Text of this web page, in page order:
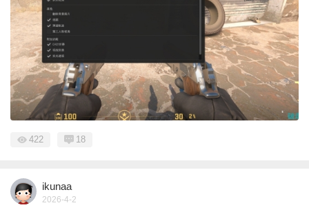
422 18
ikunaa
2026-4-2